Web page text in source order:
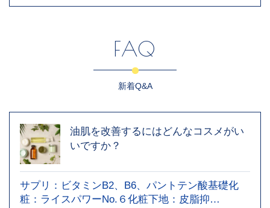
FAQ
新着Q&A
油肌を改善するにはどんなコスメがい
いですか？
サプリ：ビタミンB2、B6、パントテン酸基礎化
粧：ライスパワーNo.６化粧下地：皮脂抑…